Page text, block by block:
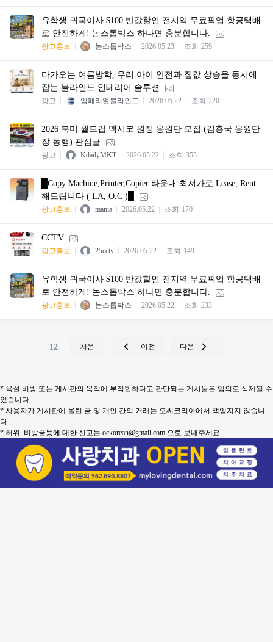
유학생 귀국이사 $100 반값할인 전지역 무료픽업 항공택배
로 안전하게! 논스톱박스 하나면 충분합니다.
광고홍보 논스톱박스 2026.05.23 조회 259
다가오는 여름방학, 우리 아이 안전과 집값 상승을 동시에
잡는 블라인드 인테리어 솔루션
광고 임페리얼블라인드 2026.05.22 조회 220
2026 북미 월드컵 멕시코 원정 응원단 모집 (김흥국 응원단
장 동행) 관심글
광고 KdailyMKT 2026.05.22 조회 355
█Copy Machine,Printer,Copier 타운내 최저가로 Lease, Rent
해드립니다 ( LA, O.C )█
광고홍보 mania 2026.05.22 조회 170
CCTV
광고홍보 25cctv 2026.05.22 조회 149
유학생 귀국이사 $100 반값할인 전지역 무료픽업 항공택배
로 안전하게! 논스톱박스 하나면 충분합니다.
광고홍보 논스톱박스 2026.05.22 조회 233
12 처음 이전 다음
* 욕설 비방 또는 게시판의 목적에 부적합하다고 판단되는 게시물은 임의로 삭제될 수
있습니다.
* 사용자가 게시판에 올린 글 및 개인 간의 거래는 오씨코리아에서 책임지지 않습니
다.
* 허위, 비방글등에 대한 신고는 ockorean@gmail.com 으로 보내주세요